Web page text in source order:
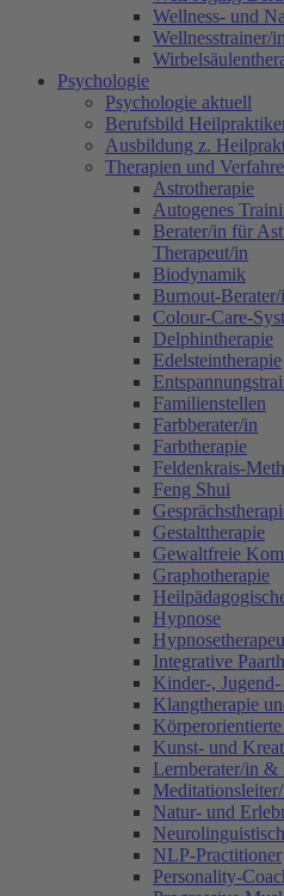
Wellness- und
Wellnesstrainer/in
Psychologie
Psychologie aktuell
Berufsbild
Ausbildung z.
Therapien und
Astrotherapie
Autogenes
Berater/in für
Therapeut/in
Biodynamik
Burnout-Berater/
Colour-Care-
Delphintherapie
Edelsteintherapie
Familienstellen
Farbberater/in
Farbtherapie
Feldenkrais-
Feng Shui
Gestalttherapie
Gewaltfreie
Graphotherapie
Hypnose
Integrative
Kinder-,
Klangtherapie
Kunst- und
Lernberater/in &
Natur- und
NLP-Practitioner
Personality-